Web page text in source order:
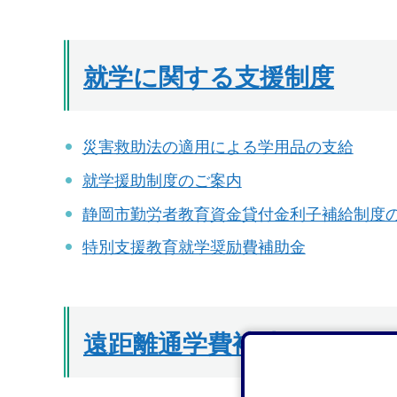
就学に関する支援制度
災害救助法の適用による学用品の支給
就学援助制度のご案内
静岡市勤労者教育資金貸付金利子補給制度
特別支援教育就学奨励費補助金
遠距離通学費補助